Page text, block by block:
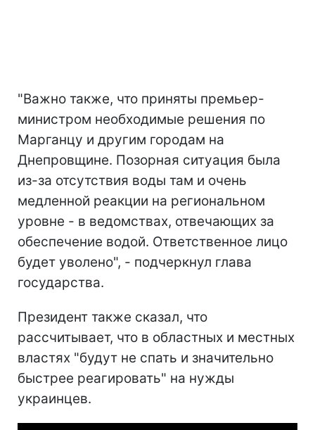
"Важно также, что приняты премьер-
министром необходимые решения по
Марганцу и другим городам на
Днепровщине. Позорная ситуация была
из-за отсутствия воды там и очень
медленной реакции на региональном
уровне - в ведомствах, отвечающих за
обеспечение водой. Ответственное лицо
будет уволено", - подчеркнул глава
государства.
Президент также сказал, что
рассчитывает, что в областных и местных
властях "будут не спать и значительно
быстрее реагировать" на нужды
украинцев.